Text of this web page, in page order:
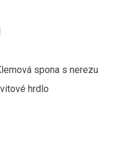
spona s nerezu
hrdlo